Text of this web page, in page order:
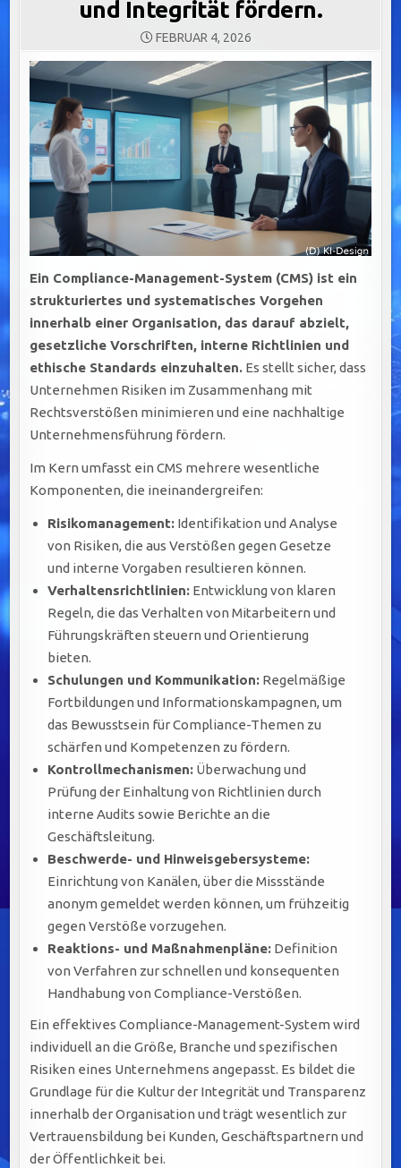
und Integrität fördern.
FEBRUAR 4, 2026
Ein Compliance-Management-System (CMS) ist ein
strukturiertes und systematisches Vorgehen
innerhalb einer Organisation, das darauf abzielt,
gesetzliche Vorschriften, interne Richtlinien und
ethische Standards einzuhalten. Es stellt sicher, dass
Unternehmen Risiken im Zusammenhang mit
Rechtsverstößen minimieren und eine nachhaltige
Unternehmensführung fördern.
Im Kern umfasst ein CMS mehrere wesentliche
Komponenten, die ineinandergreifen:
Risikomanagement: Identifikation und Analyse
von Risiken, die aus Verstößen gegen Gesetze
und interne Vorgaben resultieren können.
Verhaltensrichtlinien: Entwicklung von klaren
Regeln, die das Verhalten von Mitarbeitern und
Führungskräften steuern und Orientierung
bieten.
Schulungen und Kommunikation: Regelmäßige
Fortbildungen und Informationskampagnen, um
das Bewusstsein für Compliance-Themen zu
schärfen und Kompetenzen zu fördern.
Kontrollmechanismen: Überwachung und
Prüfung der Einhaltung von Richtlinien durch
interne Audits sowie Berichte an die
Geschäftsleitung.
Beschwerde- und Hinweisgebersysteme:
Einrichtung von Kanälen, über die Missstände
anonym gemeldet werden können, um frühzeitig
gegen Verstöße vorzugehen.
Reaktions- und Maßnahmenpläne: Definition
von Verfahren zur schnellen und konsequenten
Handhabung von Compliance-Verstößen.
Ein effektives Compliance-Management-System wird
individuell an die Größe, Branche und spezifischen
Risiken eines Unternehmens angepasst. Es bildet die
Grundlage für die Kultur der Integrität und Transparenz
innerhalb der Organisation und trägt wesentlich zur
Vertrauensbildung bei Kunden, Geschäftspartnern und
der Öffentlichkeit bei.